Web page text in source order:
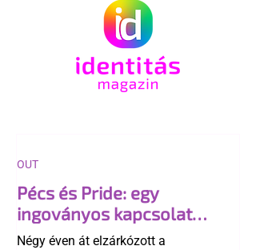
Pécs és Pride: egy
ingoványos kapcsolat
története
Négy éven át elzárkózott a
OUT